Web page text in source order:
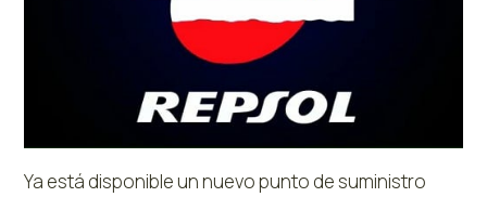
Ya está disponible un nuevo punto de suministro